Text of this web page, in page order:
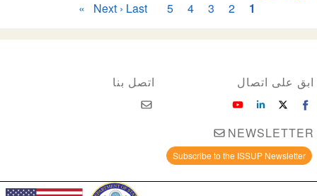
تقدم
بطلب
للحصول
برنامج
زمالة
خطة
كولومبو
الصفحات
الصفحة
الحاليّة
1 الصفحة
2 الصفحة
3 الصفحة
4 الصفحة
5
الصفحة
التالية
Next ›
الصفحة
الأخيرة
Last »
اتصل بنا ابق على اتصال
NEWSLETTER
Subscribe to the ISSUP Newsletter